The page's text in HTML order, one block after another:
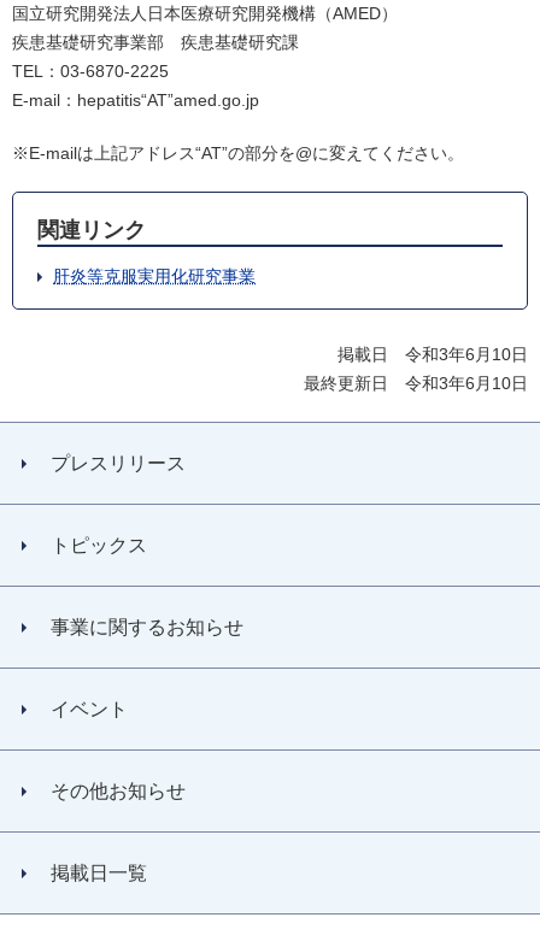
国立研究開発法人日本医療研究開発機構（AMED）
疾患基礎研究事業部 疾患基礎研究課
TEL：03-6870-2225
E-mail：hepatitis“AT”amed.go.jp
※E-mailは上記アドレス“AT”の部分を@に変えてください。
関連リンク
肝炎等克服実用化研究事業
掲載日 令和3年6月10日
最終更新日 令和3年6月10日
プレスリリース
トピックス
事業に関するお知らせ
イベント
その他お知らせ
掲載日一覧